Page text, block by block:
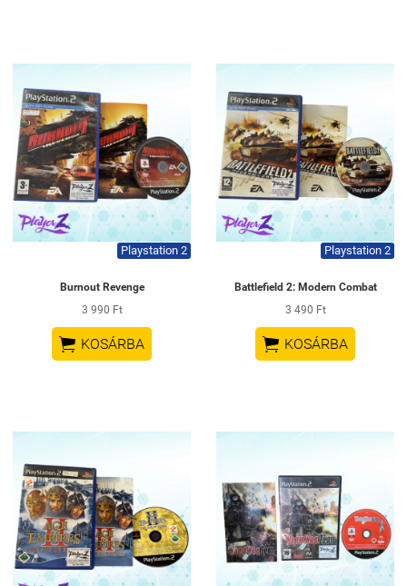
Playstation 2
Burnout Revenge
3 990 Ft
 KOSÁRBA
Playstation 2
Battlefield 2: Modern Combat
3 490 Ft
 KOSÁRBA